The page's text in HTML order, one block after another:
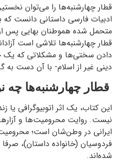
قطار چهارشنبه‌ها را می‌توان
ادبیات فارسی داستانی دانست که
متحمل شده‌ هموطنان بهایی پس از
قطار چهارشنبه‌ها تلاشی است
دادن سختی‌ها و مشکلاتی که یک
دینی غیر از اسلام- با آن دست به
قطار چهارشنبه‌ها چه
این کتاب، یک اثر اتوبیوگرافی یا
نیست. روایت محرومیت‌ها و
ایرانی در وطن‌شان است؛
فردوسیان (خانواده‌ داستان)،
شده‌اند.